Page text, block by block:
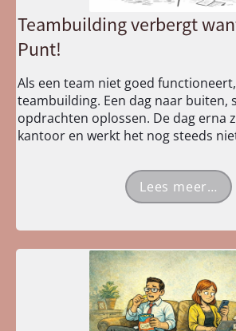
Teambuilding verbergt
Punt!
Als een team niet goed
teambuilding. Een dag naar buiten,
opdrachten oplossen. De dag erna
kantoor en werkt het nog steeds
Lees meer…